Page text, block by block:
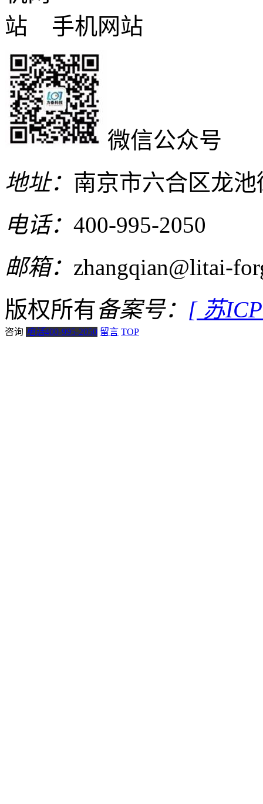
手机网站
微信公众号
地址： 南京市六合区龙
电话： 400-995-2050
邮箱： zhangqian@litai-
版权所有备案号： [ 苏
咨询 电话400-995-2050 留言 TOP